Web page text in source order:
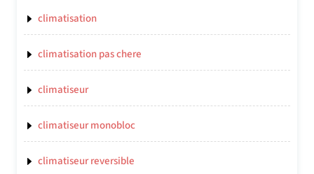
climatisation
climatisation pas chere
climatiseur
climatiseur monobloc
climatiseur reversible